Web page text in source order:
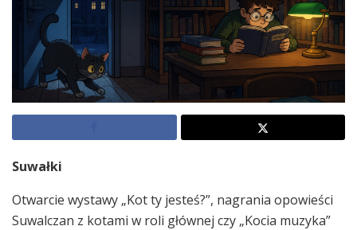
Suwałki
Otwarcie wystawy „Kot ty jesteś?”, nagrania opowieści
Suwalczan z kotami w roli głównej czy „Kocia muzyka”